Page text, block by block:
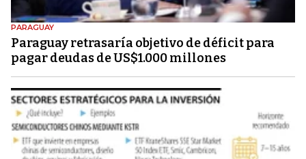
PARAGUAY
Paraguay retrasaría objetivo de déficit para
pagar deudas de US$1.000 millones